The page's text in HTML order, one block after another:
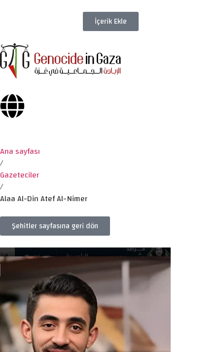
İçerik Ekle
Ana sayfası
/
Gazeteciler
/
Alaa Al-Din Atef Al-Nimer
Şehitler sayfasına geri dön